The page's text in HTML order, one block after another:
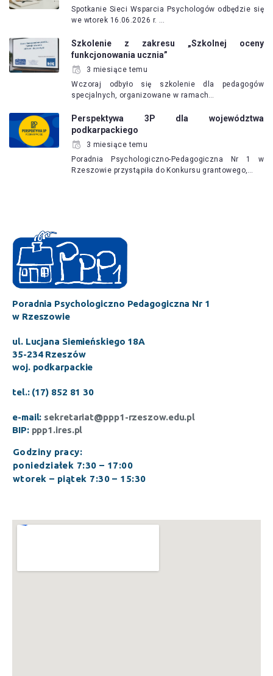
Spotkanie Sieci Wsparcia Psychologów odbędzie się
we wtorek 16.06.2026 r. …
Szkolenie z zakresu „Szkolnej oceny
funkcjonowania ucznia”
3 miesiące temu
Wczoraj odbyło się szkolenie dla pedagogów
specjalnych, organizowane w ramach…
Perspektywa 3P dla województwa
podkarpackiego
3 miesiące temu
Poradnia Psychologiczno-Pedagogiczna Nr 1 w
Rzeszowie przystąpiła do Konkursu grantowego,…
Poradnia Psychologiczno Pedagogiczna Nr 1
w Rzeszowie
ul. Lucjana Siemieńskiego 18A
35-234 Rzeszów
woj. podkarpackie
tel.: (17) 852 81 30
e-mail: sekretariat@ppp1-rzeszow.edu.pl
BIP: ppp1.ires.pl
Godziny pracy:
poniedziałek 7:30 – 17:00
wtorek – piątek 7:30 – 15:30